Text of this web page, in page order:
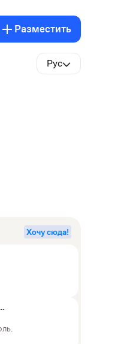
Разместить
Рус
Хочу сюда!